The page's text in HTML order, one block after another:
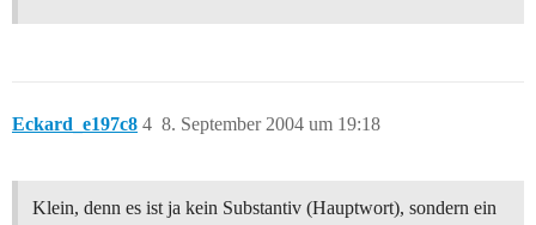
Eckard_e197c8 8. September 2004 um 19:18
4
Klein, denn es ist ja kein Substantiv (Hauptwort), sondern ein